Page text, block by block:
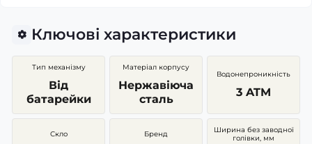
Ключові характеристики
Тип механізму
Від
батарейки
Матеріал корпусу
Нержавіюча
сталь
Водонепроникність
3 ATM
Скло Бренд
Ширина без заводної
голівки, мм